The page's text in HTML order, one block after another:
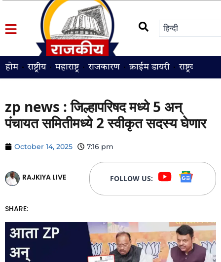
होम राष्ट्रीय महाराष्ट्र राजकारण क्राईम डायरी राष्ट्रवादी
zp news : जिल्हापरिषद मध्ये 5 अन्
पंचायत समितीमध्ये 2 स्वीकृत सदस्य घेणार
October 14, 2025 7:16 pm
RAJKIYA LIVE FOLLOW US:
SHARE: